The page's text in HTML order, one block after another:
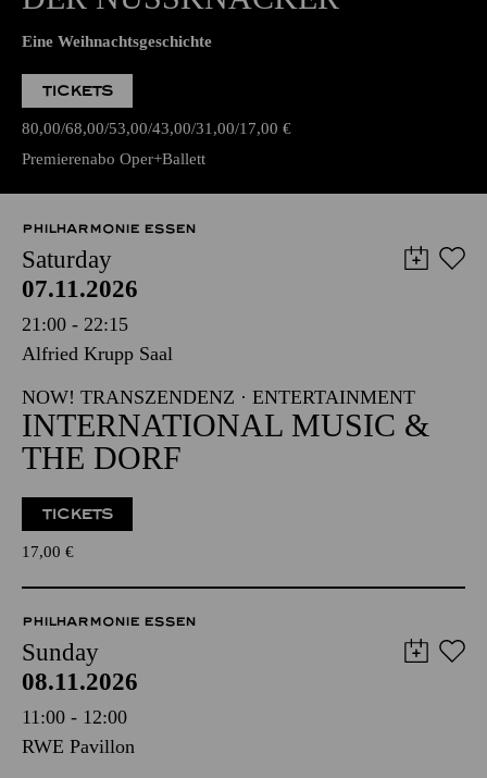
Eine Weihnachtsgeschichte
TICKETS
80,00 68,00 53,00 43,00 31,00 17,00 €
Premierenabo Oper+Ballett
PHILHARMONIE ESSEN
Saturday
07.11.2026
21:00 - 22:15
Alfried Krupp Saal
NOW! TRANSZENDENZ · ENTERTAINMENT
INTERNATIONAL MUSIC &
THE DORF
TICKETS
17,00 €
PHILHARMONIE ESSEN
Sunday
08.11.2026
11:00 - 12:00
RWE Pavillon